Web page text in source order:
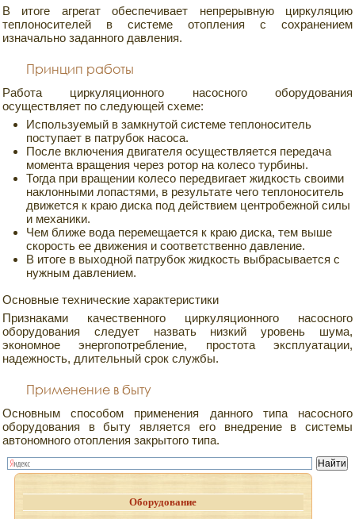
В итоге агрегат обеспечивает непрерывную циркуляцию
теплоносителей в системе отопления с сохранением
изначально заданного давления.
Принцип работы
Работа циркуляционного насосного оборудования
осуществляет по следующей схеме:
Используемый в замкнутой системе теплоноситель
поступает в патрубок насоса.
После включения двигателя осуществляется передача
момента вращения через ротор на колесо турбины.
Тогда при вращении колесо передвигает жидкость своими
наклонными лопастями, в результате чего теплоноситель
движется к краю диска под действием центробежной силы
и механики.
Чем ближе вода перемещается к краю диска, тем выше
скорость ее движения и соответственно давление.
В итоге в выходной патрубок жидкость выбрасывается с
нужным давлением.
Основные технические характеристики
Признаками качественного циркуляционного насосного
оборудования следует назвать низкий уровень шума,
экономное энергопотребление, простота эксплуатации,
надежность, длительный срок службы.
Применение в быту
Основным способом применения данного типа насосного
оборудования в быту является его внедрение в системы
автономного отопления закрытого типа.
Оборудование